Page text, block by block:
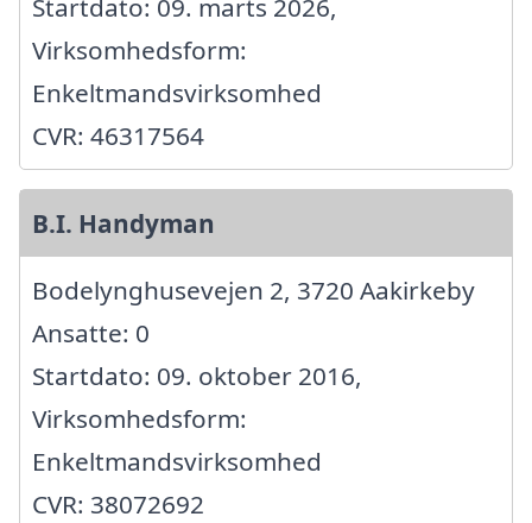
Startdato: 09. marts 2026,
Virksomhedsform:
Enkeltmandsvirksomhed
CVR: 46317564
B.I. Handyman
Bodelynghusevejen 2, 3720 Aakirkeby
Ansatte: 0
Startdato: 09. oktober 2016,
Virksomhedsform:
Enkeltmandsvirksomhed
CVR: 38072692